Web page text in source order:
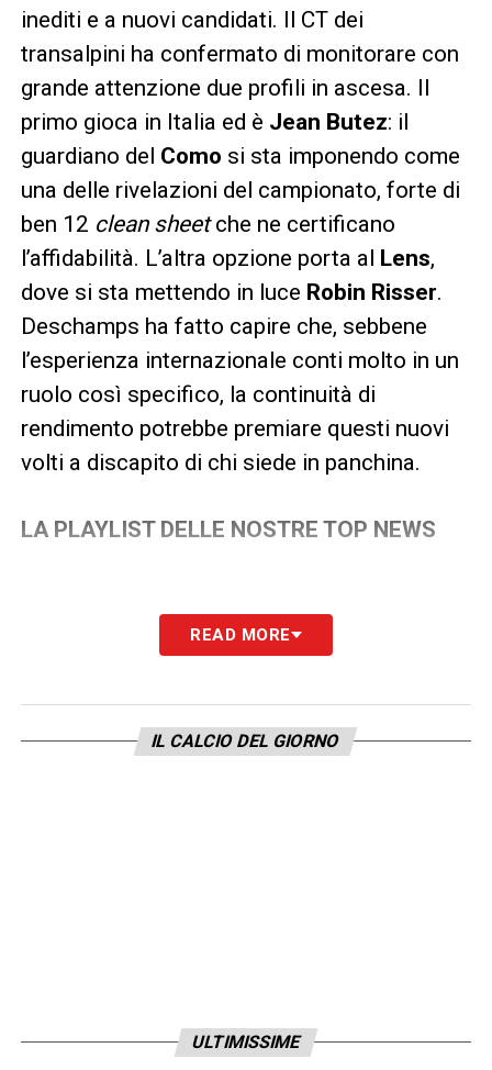
inediti e a nuovi candidati. Il CT dei
transalpini ha confermato di monitorare con
grande attenzione due profili in ascesa. Il
primo gioca in Italia ed è Jean Butez: il
guardiano del Como si sta imponendo come
una delle rivelazioni del campionato, forte di
ben 12 clean sheetche ne certificano
l’affidabilità. L’altra opzione porta al Lens,
dove si sta mettendo in luce Robin Risser.
Deschamps ha fatto capire che, sebbene
l’esperienza internazionale conti molto in un
ruolo così specifico, la continuità di
rendimento potrebbe premiare questi nuovi
volti a discapito di chi siede in panchina.
LA PLAYLIST DELLE NOSTRE TOP NEWS
READ MORE
IL CALCIO DEL GIORNO
ULTIMISSIME